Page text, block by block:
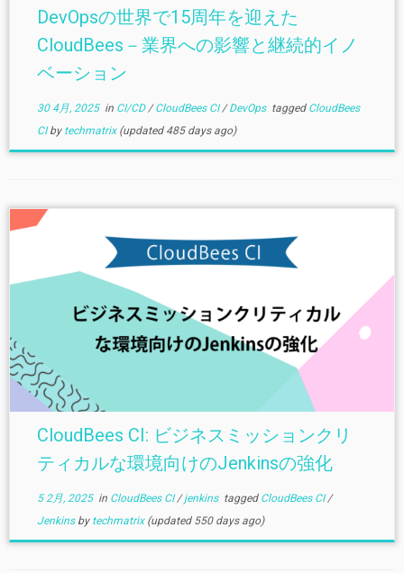
DevOpsの世界で15周年を迎えた
CloudBees－業界への影響と継続的イノ
ベーション
30 4月, 2025in CI/CD/CloudBees CI/DevOps tagged CloudBees
CIby techmatrix(updated 485 days ago)
CloudBees CI: ビジネスミッションクリ
ティカルな環境向けのJenkinsの強化
5 2月, 2025in CloudBees CI/jenkins tagged CloudBees CI/
Jenkins by techmatrix(updated 550 days ago)